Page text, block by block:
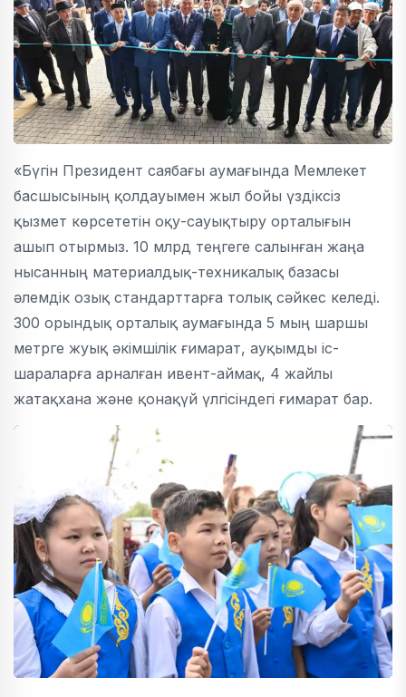
«Бүгін Президент саябағы аумағында Мемлекет
басшысының қолдауымен жыл бойы үздіксіз
қызмет көрсететін оқу-сауықтыру орталығын
ашып отырмыз. 10 млрд теңгеге салынған жаңа
нысанның материалдық-техникалық базасы
әлемдік озық стандарттарға толық сәйкес келеді.
300 орындық орталық аумағында 5 мың шаршы
метрге жуық әкімшілік ғимарат, ауқымды іс-
шараларға арналған ивент-аймақ, 4 жайлы
жатақхана және қонақүй үлгісіндегі ғимарат бар.